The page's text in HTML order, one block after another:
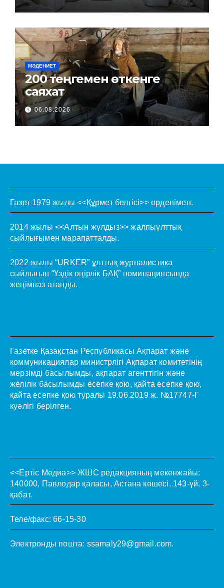
МӘДЕНИЕТ
200 теңгемен өткенге
саяхат
06.08.2026
Газет 1979 жылы <<Құрмет белгісі>> орденімен.
2014 жылы <<Алтын жұлдыз>> жалпыұлттық
сыйлығымен марапатталды.
2022 жылы “URKER” ұлттық журналистика
сыйлығын “Үздік өңірлік БАҚ” номинациясында
жеңімпаз атанды.
Газетке Қазақстан Республикасы Ақпарат және
коммуникациялар министрлігі Ақпарат комитетінің
мерзімді басылымды, ақпарат агенттігін және
желілік басылымды есепке қою, қайта есепке қою,
қайта есепке қою туралы 19.06.2019 ж. №17747-Г
куәлігі берілген.
<<Ертіс Медиа>> ЖШС редакцияның мекенжайы:
140000, Павлодар қаласы, Астана көшесі, 143-үй. 3-
қабат.
Теле/факс: 66-15-30
Электронды пошта: ssamaly29@gmail.com.